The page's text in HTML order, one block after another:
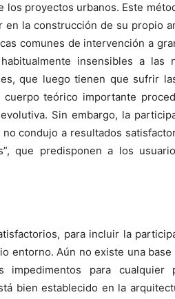
los proyectos urbanos. Este
la construcción de su propio
comunes de intervención a
insensibles a las
que luego tienen que sufrir
teórico importante
Sin embargo, la
condujo a resultados
que predisponen a los
para incluir la
entorno. Aún no existe una base
para cualquier
bien establecido en la